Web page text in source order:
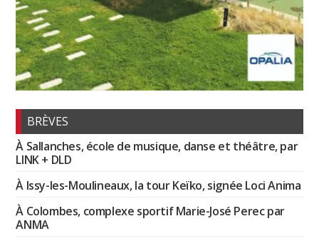
BRÈVES
À Sallanches, école de musique, danse et théâtre, par
LINK + DLD
À Issy-les-Moulineaux, la tour Keïko, signée Loci Anima
À Colombes, complexe sportif Marie-José Perec par
ANMA